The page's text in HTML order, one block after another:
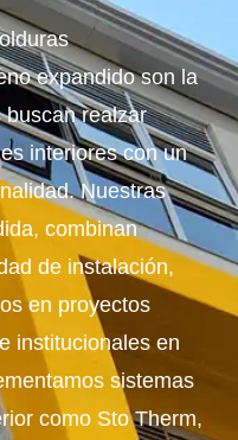
expandido son la
buscan realzar
interiores con un
Nuestras
combinan
de instalación,
en proyectos
institucionales en
sistemas
como Sto Therm,